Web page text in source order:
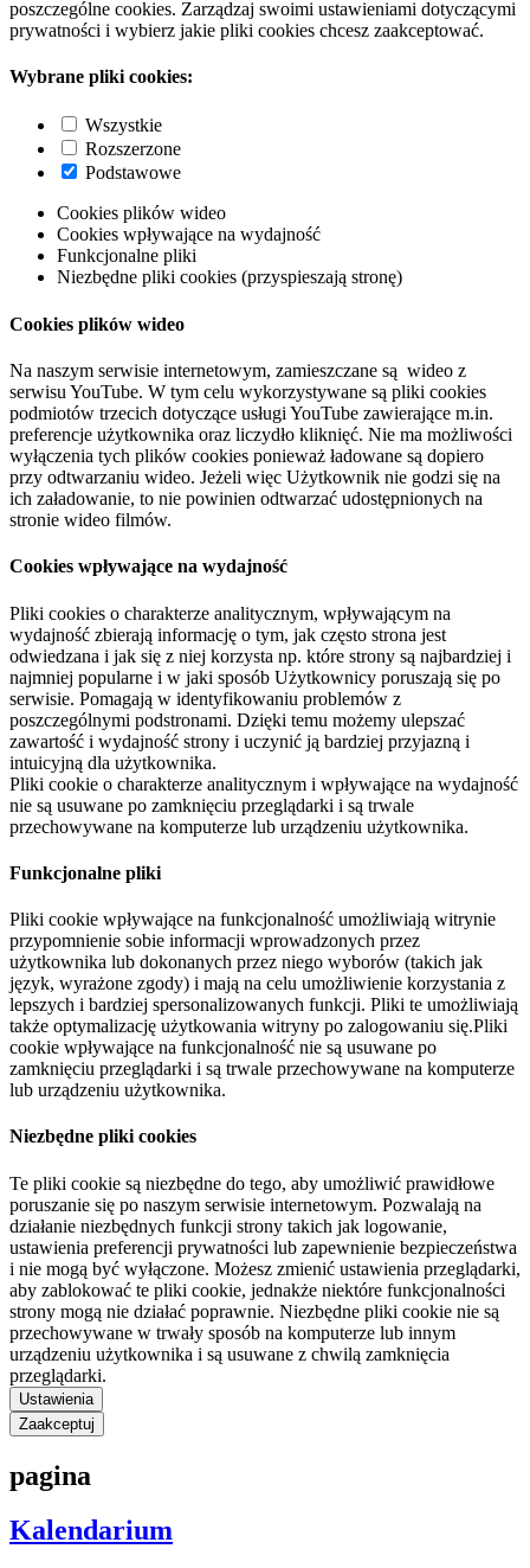
poszczególne cookies. Zarządzaj swoimi ustawieniami dotyczącymi
prywatności i wybierz jakie pliki cookies chcesz zaakceptować.
Wybrane pliki cookies:
Wszystkie
Rozszerzone
Podstawowe
Cookies plików wideo
Cookies wpływające na wydajność
Funkcjonalne pliki
Niezbędne pliki cookies (przyspieszają stronę)
Cookies plików wideo
Na naszym serwisie internetowym, zamieszczane są wideo z
serwisu YouTube. W tym celu wykorzystywane są pliki cookies
podmiotów trzecich dotyczące usługi YouTube zawierające m.in.
preferencje użytkownika oraz liczydło kliknięć. Nie ma możliwości
wyłączenia tych plików cookies ponieważ ładowane są dopiero
przy odtwarzaniu wideo. Jeżeli więc Użytkownik nie godzi się na
ich załadowanie, to nie powinien odtwarzać udostępnionych na
stronie wideo filmów.
Cookies wpływające na wydajność
Pliki cookies o charakterze analitycznym, wpływającym na
wydajność zbierają informację o tym, jak często strona jest
odwiedzana i jak się z niej korzysta np. które strony są najbardziej i
najmniej popularne i w jaki sposób Użytkownicy poruszają się po
serwisie. Pomagają w identyfikowaniu problemów z
poszczególnymi podstronami. Dzięki temu możemy ulepszać
zawartość i wydajność strony i uczynić ją bardziej przyjazną i
intuicyjną dla użytkownika.
Pliki cookie o charakterze analitycznym i wpływające na wydajność
nie są usuwane po zamknięciu przeglądarki i są trwale
przechowywane na komputerze lub urządzeniu użytkownika.
Funkcjonalne pliki
Pliki cookie wpływające na funkcjonalność umożliwiają witrynie
przypomnienie sobie informacji wprowadzonych przez
użytkownika lub dokonanych przez niego wyborów (takich jak
język, wyrażone zgody) i mają na celu umożliwienie korzystania z
lepszych i bardziej spersonalizowanych funkcji. Pliki te umożliwiają
także optymalizację użytkowania witryny po zalogowaniu się.Pliki
cookie wpływające na funkcjonalność nie są usuwane po
zamknięciu przeglądarki i są trwale przechowywane na komputerze
lub urządzeniu użytkownika.
Niezbędne pliki cookies
Te pliki cookie są niezbędne do tego, aby umożliwić prawidłowe
poruszanie się po naszym serwisie internetowym. Pozwalają na
działanie niezbędnych funkcji strony takich jak logowanie,
ustawienia preferencji prywatności lub zapewnienie bezpieczeństwa
i nie mogą być wyłączone. Możesz zmienić ustawienia przeglądarki,
aby zablokować te pliki cookie, jednakże niektóre funkcjonalności
strony mogą nie działać poprawnie. Niezbędne pliki cookie nie są
przechowywane w trwały sposób na komputerze lub innym
urządzeniu użytkownika i są usuwane z chwilą zamknięcia
przeglądarki.
Ustawienia
Zaakceptuj
pagina
Kalendarium